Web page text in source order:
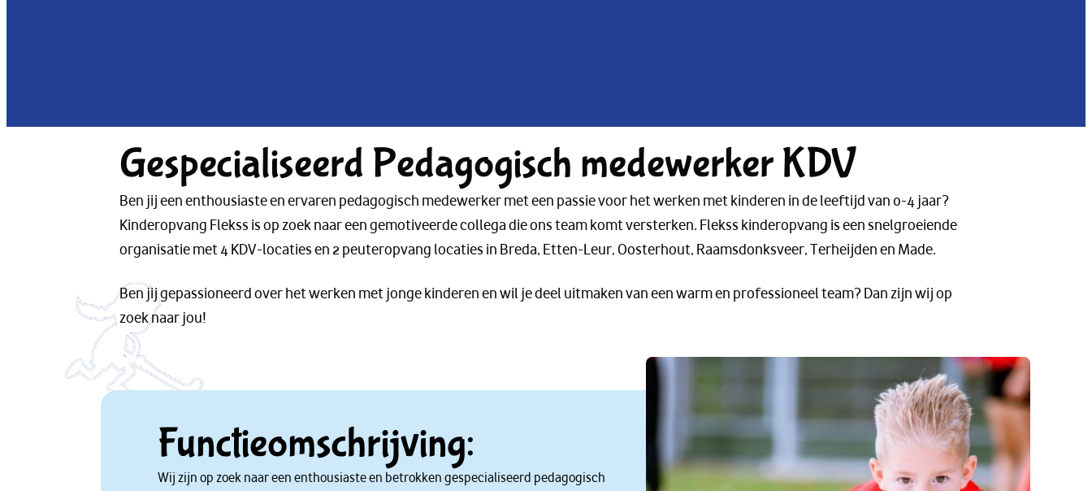
Gespecialiseerd Pedagogisch medewerker KDV
Ben jij een enthousiaste en ervaren pedagogisch medewerker met een passie voor het werken met kinderen in de leeftijd van 0-4 jaar?
Kinderopvang Flekss is op zoek naar een gemotiveerde collega die ons team komt versterken. Flekss kinderopvang is een snelgroeiende
organisatie met 4 KDV-locaties en 2 peuteropvang locaties in Breda, Etten-Leur, Oosterhout, Raamsdonksveer, Terheijden en Made.
Ben jij gepassioneerd over het werken met jonge kinderen en wil je deel uitmaken van een warm en professioneel team? Dan zijn wij op
zoek naar jou!
Functieomschrijving:
Wij zijn op zoek naar een enthousiaste en betrokken gespecialiseerd pedagogisch